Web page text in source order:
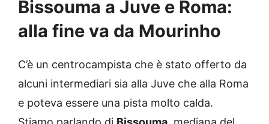
Bissouma a Juve e Roma:
alla fine va da Mourinho
C’è un centrocampista che è stato offerto da
alcuni intermediari sia alla Juve che alla Roma
e poteva essere una pista molto calda.